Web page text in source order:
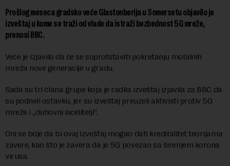
Prošlog meseca gradsko veće Glastonberija u Somersetu objavilo je
izveštaj u kome se traži od vlade da istraži bezbednost 5G mreže,
prenosi BBC.
Veće je izjavilo da će se suprotstaviti pokretanju mobilnih
mreža nove generacije u gradu.
Sada su tri člana grupe koja je radila izveštaj izjavila za BBC da
su podneli ostavku, jer su izveštaj preuzeli aktivisti protiv 5G
mreže i „duhovni iscelitelji“.
Oni se boje da bi ovaj izveštaj mogao dati kredibilitet teorijama
zavere, kao što je zavera da je 5G povezan sa širenjem korona
virusa.